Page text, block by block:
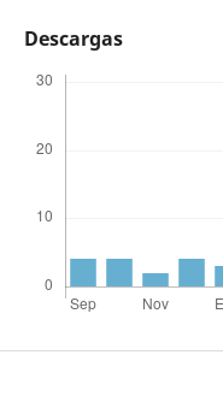
Descargas